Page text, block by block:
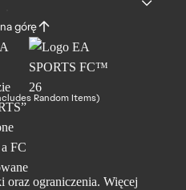
górę
Random Items)
ograniczenia. Więcej